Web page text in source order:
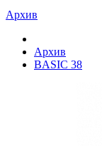
Архив
Архив
BASIC 38